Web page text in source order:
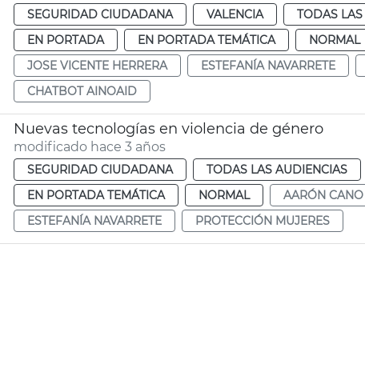
SEGURIDAD CIUDADANA VALENCIA TODAS
EN PORTADA
EN PORTADA TEMÁTICA NORMAL
JOSE VICENTE HERRERA
ESTEFANÍA NAVARRETE
CHATBOT AINOAID
Nuevas tecnologías en violencia de género
modificado hace 3 años
SEGURIDAD CIUDADANA TODAS LAS AUDIENCIAS
EN PORTADA TEMÁTICA
NORMAL AARÓN CANO
ESTEFANÍA NAVARRETE
PROTECCIÓN MUJERES